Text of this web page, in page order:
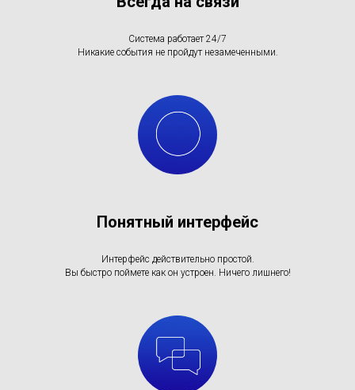
Система работает 24/7
Никакие события не пройдут незамеченными.
Понятный интерфейс
Интерфейс действительно простой.
Вы быстро поймете как он устроен. Ничего лишнего!